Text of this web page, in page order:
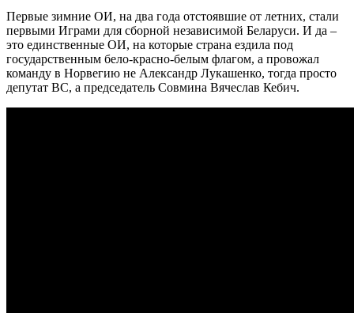
Первые зимние ОИ, на два года отстоявшие от летних, стали
первыми Играми для сборной независимой Беларуси. И да –
это единственные ОИ, на которые страна ездила под
государственным бело-красно-белым флагом, а провожал
команду в Норвегию не Александр Лукашенко, тогда просто
депутат ВС, а председатель Совмина Вячеслав Кебич.